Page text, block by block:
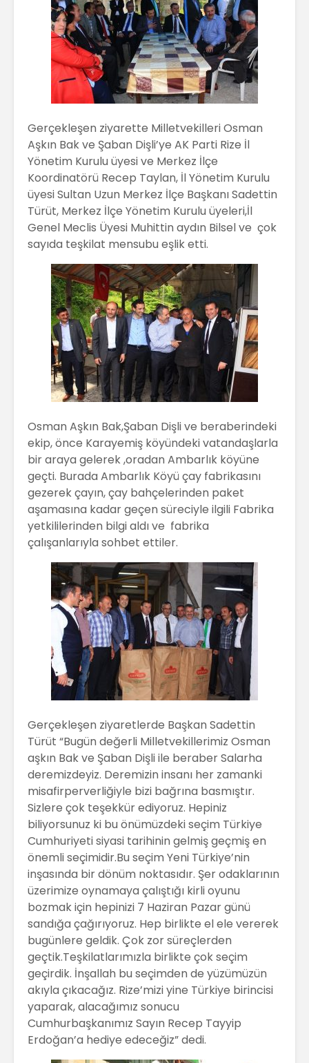
Gerçekleşen ziyarette Milletvekilleri Osman
Aşkın Bak ve Şaban Dişli’ye AK Parti Rize İl
Yönetim Kurulu üyesi ve Merkez İlçe
Koordinatörü Recep Taylan, İl Yönetim Kurulu
üyesi Sultan Uzun Merkez İlçe Başkanı Sadettin
Türüt, Merkez İlçe Yönetim Kurulu üyeleri,İl
Genel Meclis Üyesi Muhittin aydın Bilsel ve çok
sayıda teşkilat mensubu eşlik etti.
Osman Aşkın Bak,Şaban Dişli ve beraberindeki
ekip, önce Karayemiş köyündeki vatandaşlarla
bir araya gelerek ,oradan Ambarlık köyüne
geçti. Burada Ambarlık Köyü çay fabrikasını
gezerek çayın, çay bahçelerinden paket
aşamasına kadar geçen süreciyle ilgili Fabrika
yetkililerinden bilgi aldı ve fabrika
çalışanlarıyla sohbet ettiler.
Gerçekleşen ziyaretlerde Başkan Sadettin
Türüt “Bugün değerli Milletvekillerimiz Osman
aşkın Bak ve Şaban Dişli ile beraber Salarha
deremizdeyiz. Deremizin insanı her zamanki
misafirperverliğiyle bizi bağrına basmıştır.
Sizlere çok teşekkür ediyoruz. Hepiniz
biliyorsunuz ki bu önümüzdeki seçim Türkiye
Cumhuriyeti siyasi tarihinin gelmiş geçmiş en
önemli seçimidir.Bu seçim Yeni Türkiye’nin
inşasında bir dönüm noktasıdır. Şer odaklarının
üzerimize oynamaya çalıştığı kirli oyunu
bozmak için hepinizi 7 Haziran Pazar günü
sandığa çağırıyoruz. Hep birlikte el ele vererek
bugünlere geldik. Çok zor süreçlerden
geçtik.Teşkilatlarımızla birlikte çok seçim
geçirdik. İnşallah bu seçimden de yüzümüzün
akıyla çıkacağız. Rize’mizi yine Türkiye birincisi
yaparak, alacağımız sonucu
Cumhurbaşkanımız Sayın Recep Tayyip
Erdoğan’a hediye edeceğiz” dedi.